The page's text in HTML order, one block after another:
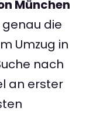
München
die
Umzug in
nach
an erster